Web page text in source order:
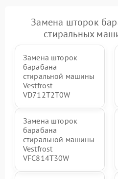
Замена шторок
стиральных
Замена шторок
барабана
стиральной машины
Vestfrost
VD712T2T0W
Замена шторок
барабана
стиральной машины
Vestfrost
VFC814T30W